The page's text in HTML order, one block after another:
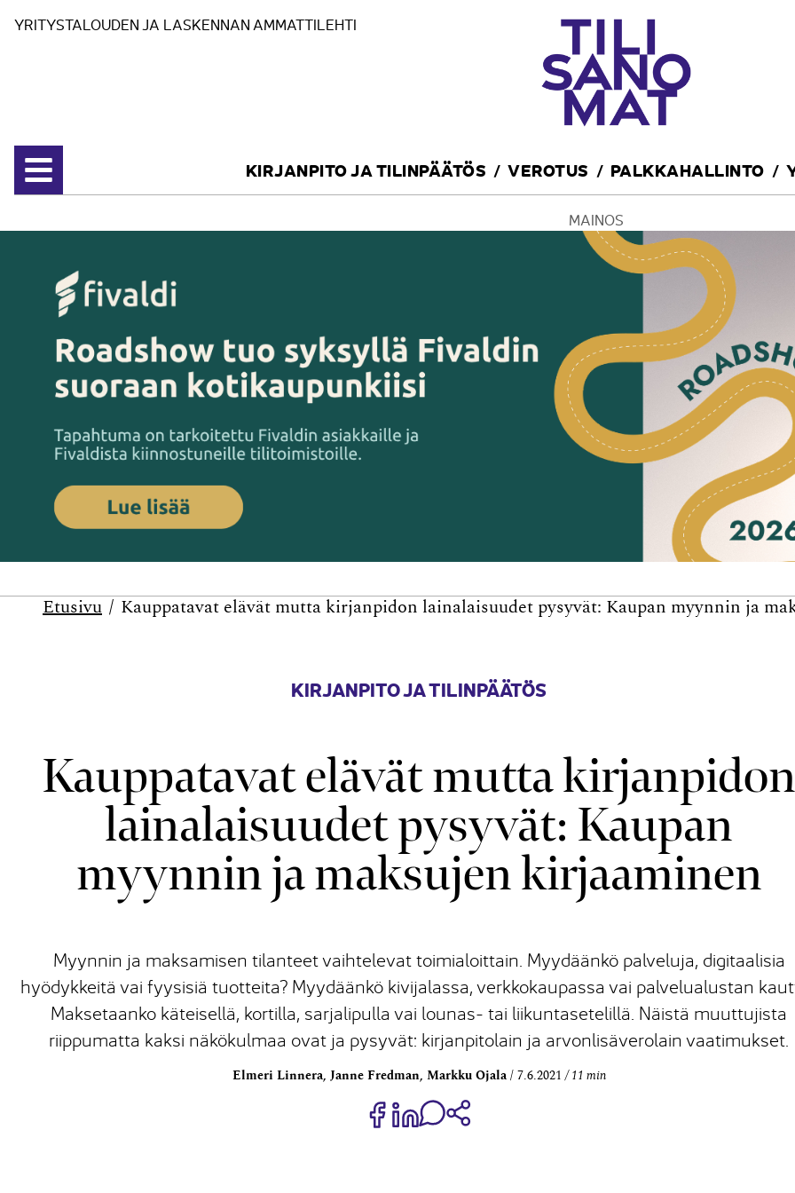
YRITYSTALOUDEN JA LASKENNAN AMMATTILEHTI
Avaa valikko
KIRJANPITO JA TILINPÄÄTÖS VEROTUS PALKKAHALLINTO
MAINOS
Etusivu Kauppatavat elävät mutta kirjanpidon lainalaisuudet pysyvät: Kaupan myynnin ja
KIRJANPITO JA TILINPÄÄTÖS
Kauppatavat elävät mutta kirjanpidon
lainalaisuudet pysyvät: Kaupan
myynnin ja maksujen kirjaaminen
Myynnin ja maksamisen tilanteet vaihtelevat toimialoittain. Myydäänkö palveluja, digitaalisia
hyödykkeitä vai fyysisiä tuotteita? Myydäänkö kivijalassa, verkkokaupassa vai palvelualustan
Maksetaanko käteisellä, kortilla, sarjalipulla vai lounas- tai liikuntasetelillä. Näistä muuttujista
riippumatta kaksi näkökulmaa ovat ja pysyvät: kirjanpitolain ja arvonlisäverolain vaatimukset.
Elmeri Linnera, Janne Fredman, Markku Ojala 7.6.2021 11 min
Jaa Share on Facebook
Jaa Share on LinkedIn
Jaa WhatsApp-viestinä